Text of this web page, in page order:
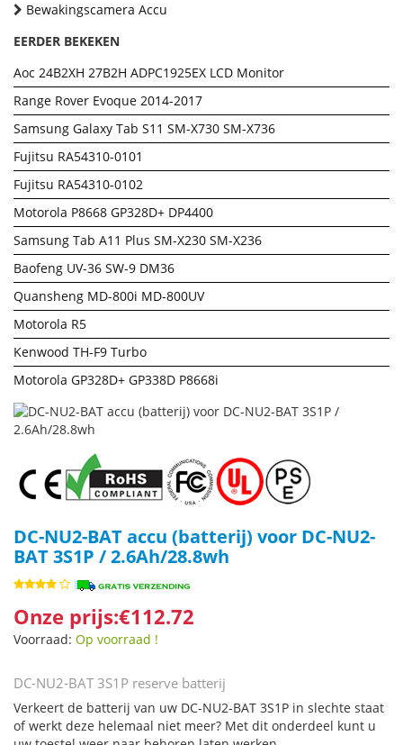
Bewakingscamera Accu
EERDER BEKEKEN
Aoc 24B2XH 27B2H ADPC1925EX LCD Monitor
Range Rover Evoque 2014-2017
Samsung Galaxy Tab S11 SM-X730 SM-X736
Fujitsu RA54310-0101
Fujitsu RA54310-0102
Motorola P8668 GP328D+ DP4400
Samsung Tab A11 Plus SM-X230 SM-X236
Baofeng UV-36 SW-9 DM36
Quansheng MD-800i MD-800UV
Motorola R5
Kenwood TH-F9 Turbo
Motorola GP328D+ GP338D P8668i
DC-NU2-BAT accu (batterij) voor DC-NU2-
BAT 3S1P / 2.6Ah/28.8wh
Onze prijs:€112.72
Voorraad: Op voorraad !
DC-NU2-BAT 3S1P reserve batterij
Verkeert de batterij van uw DC-NU2-BAT 3S1P in slechte staat
of werkt deze helemaal niet meer? Met dit onderdeel kunt u